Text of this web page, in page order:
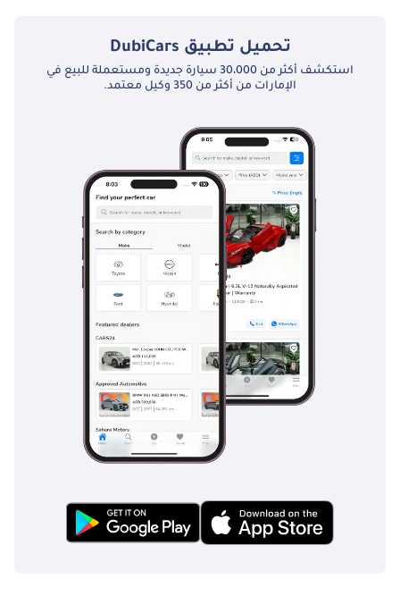
تحميل تطبيق DubiCars
استكشف أكثر من 30،000 سيارة جديدة ومستعملة للبيع في
الإمارات من أكثر من 350 وكيل معتمد.